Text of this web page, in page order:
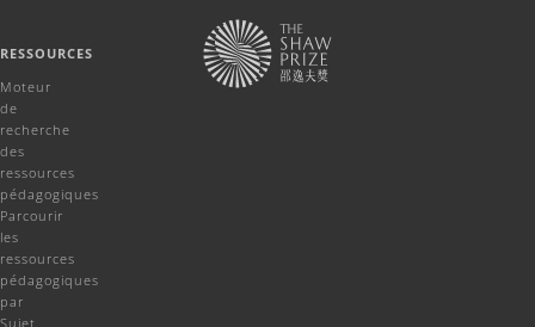
RESSOURCES
Moteur
de
recherche
des
ressources
pédagogiques
Parcourir
les
ressources
pédagogiques
par
Sujet